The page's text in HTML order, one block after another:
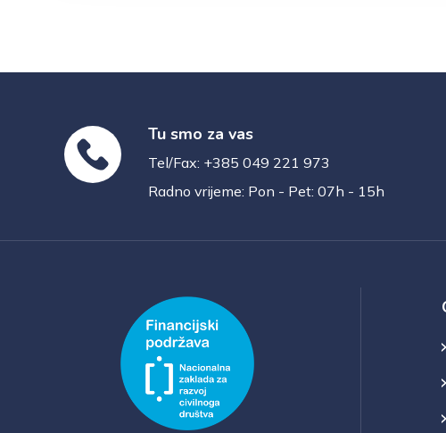
Tu smo za vas
Tel/Fax: +385 049 221 973
Radno vrijeme: Pon - Pet: 07h - 15h